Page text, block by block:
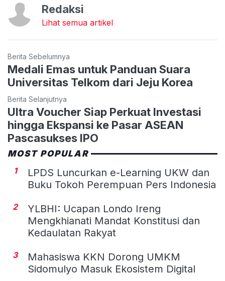
Redaksi
Lihat semua artikel
Berita Sebelumnya
Medali Emas untuk Panduan Suara
Universitas Telkom dari Jeju Korea
Berita Selanjutnya
Ultra Voucher Siap Perkuat Investasi
hingga Ekspansi ke Pasar ASEAN
Pascasukses IPO
MOST POPULAR
1
LPDS Luncurkan e-Learning UKW dan
Buku Tokoh Perempuan Pers Indonesia
2
YLBHI: Ucapan Londo Ireng
Mengkhianati Mandat Konstitusi dan
Kedaulatan Rakyat
3
Mahasiswa KKN Dorong UMKM
Sidomulyo Masuk Ekosistem Digital